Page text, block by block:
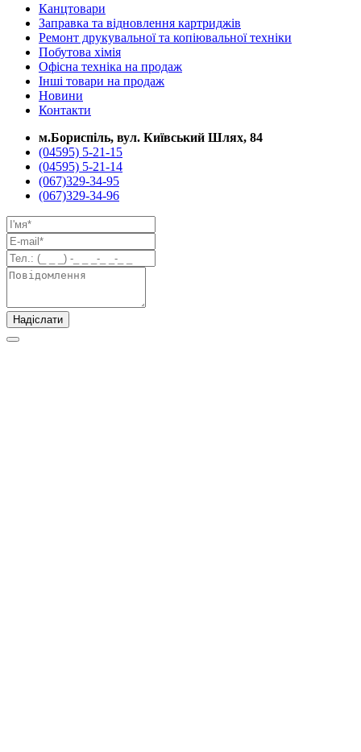
Канцтовари
Заправка та відновлення картриджів
Ремонт друкувальної та копіювальної техніки
Побутова хімія
Офісна техніка на продаж
Інші товари на продаж
Новини
Контакти
м.Бориспіль, вул. Київський Шлях, 84
(04595) 5-21-15
(04595) 5-21-14
(067)329-34-95
(067)329-34-96
Надіслати